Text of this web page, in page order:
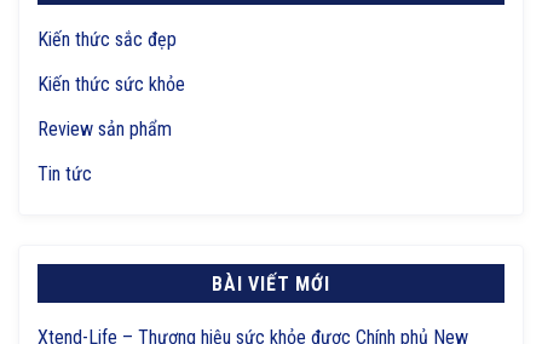
Kiến thức sắc đẹp
Kiến thức sức khỏe
Review sản phẩm
Tin tức
BÀI VIẾT MỚI
Xtend-Life – Thương hiệu sức khỏe được Chính phủ New